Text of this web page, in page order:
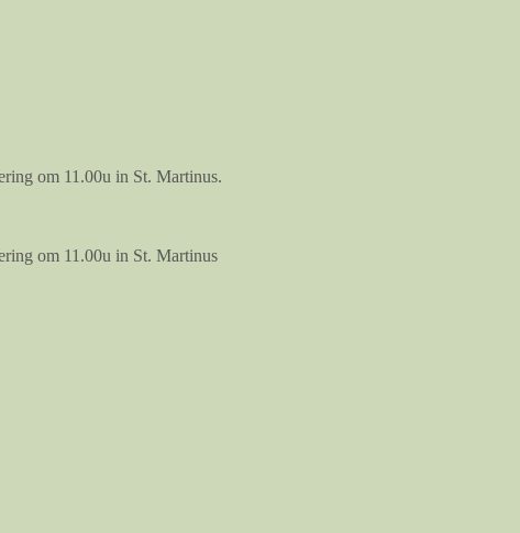
om 11.00u in St. Martinus.
om 11.00u in St. Martinus